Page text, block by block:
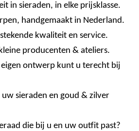
in sieraden, in elke prijsklasse.
handgemaakt in Nederland.
kwaliteit en service.
producenten & ateliers.
ontwerp kunt u terecht bij
uw sieraden en goud & zilver
die bij u en uw outfit past?